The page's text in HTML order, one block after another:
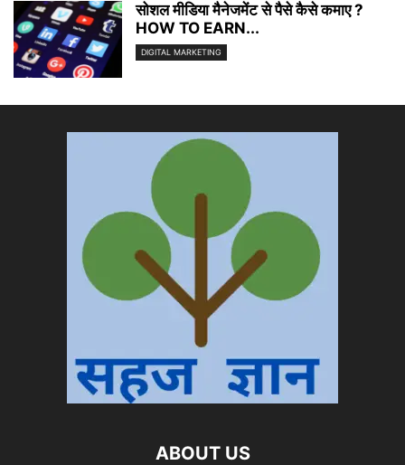
सोशल मीडिया मैनेजमेंट से पैसे कैसे कमाए ?
HOW TO EARN...
DIGITAL MARKETING
ABOUT US